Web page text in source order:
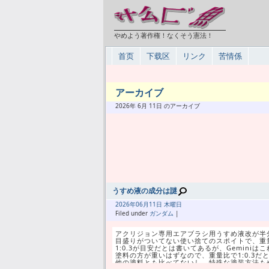
やめよう著作権！なくそう憲法！
首页 下载区 リンク 苦情係
アーカイブ
2026年 6月 11日 のアーカイブ
うすめ液の成分は謎
2026年06月 11日 木曜日
Filed under ガンダム |
アクリジョン専用エアブラシ用うすめ液改が
目盛りがついてない使い捨てのスポイトで、重
1:0.3が目安だとは書いてあるが、Geminiはこ
塗料の方が重いはずなので、重量比で1:0.3だ
他の塗料とも比べてないし、特殊な塗装方法